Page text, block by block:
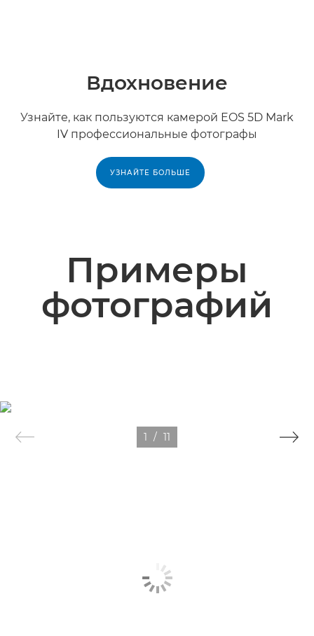
Вдохновение
Узнайте, как пользуются камерой EOS 5D Mark
IV профессиональные фотографы
УЗНАЙТЕ БОЛЬШЕ
Примеры
фотографий
1 / 11